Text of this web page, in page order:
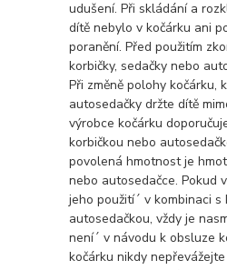
udušení. Při skládání a
dítě nebylo v kočárku ani
poranění. Před použitím
korbičky, sedačky nebo
Při změně polohy kočárku,
autosedačky držte dítě
výrobce kočárku
korbičkou nebo
povolená hmotnost je
nebo autosedačce. Pokud
jeho použití´ v kombinaci s
autosedačkou, vždy je
není´ v návodu k obsluze
kočárku nikdy